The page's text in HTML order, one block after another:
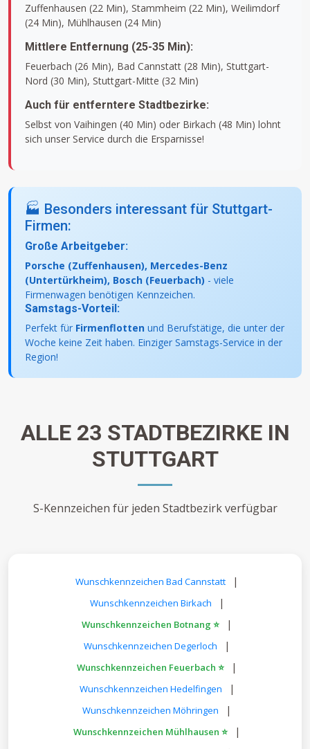
Zuffenhausen (22 Min), Stammheim (22 Min), Weilimdorf
(24 Min), Mühlhausen (24 Min)
Mittlere Entfernung (25-35 Min):
Feuerbach (26 Min), Bad Cannstatt (28 Min), Stuttgart-
Nord (30 Min), Stuttgart-Mitte (32 Min)
Auch für entferntere Stadtbezirke:
Selbst von Vaihingen (40 Min) oder Birkach (48 Min) lohnt
sich unser Service durch die Ersparnisse!
🏭 Besonders interessant für Stuttgart-
Firmen:
Große Arbeitgeber:
Porsche (Zuffenhausen), Mercedes-Benz
(Untertürkheim), Bosch (Feuerbach) - viele
Firmenwagen benötigen Kennzeichen.
Samstags-Vorteil:
Perfekt für Firmenflotten und Berufstätige, die unter der
Woche keine Zeit haben. Einziger Samstags-Service in der
Region!
ALLE 23 STADTBEZIRKE IN
STUTTGART
S-Kennzeichen für jeden Stadtbezirk verfügbar
Wunschkennzeichen Bad Cannstatt |
Wunschkennzeichen Birkach |
Wunschkennzeichen Botnang ⭐ |
Wunschkennzeichen Degerloch |
Wunschkennzeichen Feuerbach ⭐ |
Wunschkennzeichen Hedelfingen |
Wunschkennzeichen Möhringen |
Wunschkennzeichen Mühlhausen ⭐ |